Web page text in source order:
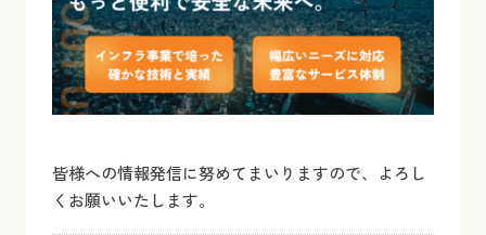
皆様への情報発信に努めてまいりますので、よろし
くお願いいたします。